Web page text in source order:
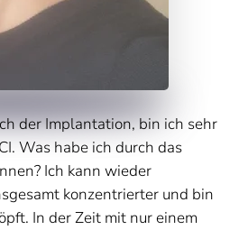
der Implantation, bin ich sehr
Was habe ich durch das
Ich kann wieder
konzentrierter und bin
In der Zeit mit nur einem